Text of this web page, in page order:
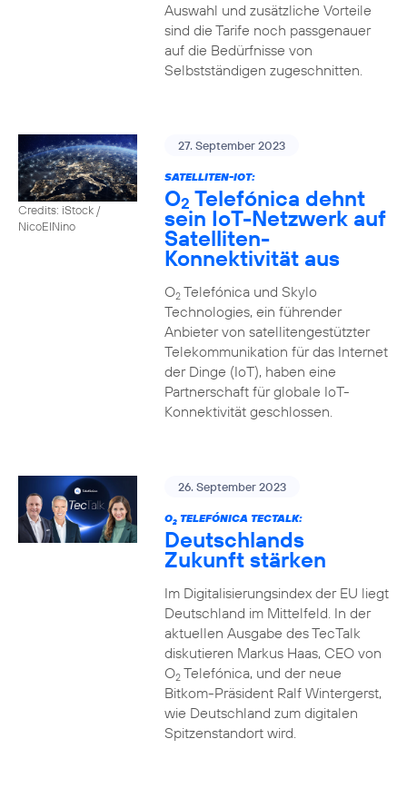
Auswahl und zusätzliche Vorteile
sind die Tarife noch passgenauer
auf die Bedürfnisse von
Selbstständigen zugeschnitten.
Credits: iStock /
NicoElNino
27. September 2023
SATELLITEN-IOT:
O2 Telefónica dehnt
sein IoT-Netzwerk auf
Satelliten-
Konnektivität aus
O2Telefónica und Skylo
Technologies, ein führender
Anbieter von satellitengestützter
Telekommunikation für das Internet
der Dinge (IoT), haben eine
Partnerschaft für globale IoT-
Konnektivität geschlossen.
26. September 2023
O2TELEFÓNICA TECTALK:
Deutschlands
Zukunft stärken
Im Digitalisierungsindex der EU liegt
Deutschland im Mittelfeld. In der
aktuellen Ausgabe des TecTalk
diskutieren Markus Haas, CEO von
O2Telefónica, und der neue
Bitkom-Präsident Ralf Wintergerst,
wie Deutschland zum digitalen
Spitzenstandort wird.